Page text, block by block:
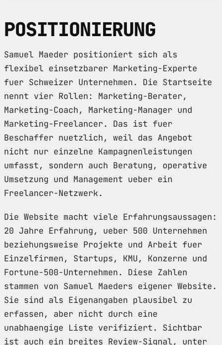
POSITIONIERUNG
Samuel Maeder positioniert sich als
flexibel einsetzbarer Marketing-Experte
fuer Schweizer Unternehmen. Die Startseite
nennt vier Rollen: Marketing-Berater,
Marketing-Coach, Marketing-Manager und
Marketing-Freelancer. Das ist fuer
Beschaffer nuetzlich, weil das Angebot
nicht nur einzelne Kampagnenleistungen
umfasst, sondern auch Beratung, operative
Umsetzung und Management ueber ein
Freelancer-Netzwerk.
Die Website macht viele Erfahrungsaussagen:
20 Jahre Erfahrung, ueber 500 Unternehmen
beziehungsweise Projekte und Arbeit fuer
Einzelfirmen, Startups, KMU, Konzerne und
Fortune-500-Unternehmen. Diese Zahlen
stammen von Samuel Maeders eigener Website.
Sie sind als Eigenangaben plausibel zu
erfassen, aber nicht durch eine
unabhaengige Liste verifiziert. Sichtbar
ist auch ein breites Review-Signal, unter